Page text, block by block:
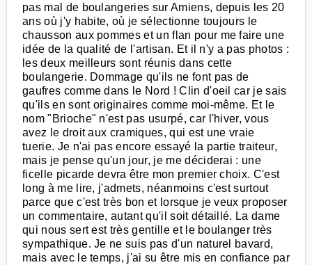
pas mal de boulangeries sur Amiens, depuis les 20
ans où j'y habite, où je sélectionne toujours le
chausson aux pommes et un flan pour me faire une
idée de la qualité de l'artisan. Et il n'y a pas photos :
les deux meilleurs sont réunis dans cette
boulangerie. Dommage qu'ils ne font pas de
gaufres comme dans le Nord ! Clin d'oeil car je sais
qu'ils en sont originaires comme moi-même. Et le
nom "Brioche" n'est pas usurpé, car l'hiver, vous
avez le droit aux cramiques, qui est une vraie
tuerie. Je n'ai pas encore essayé la partie traiteur,
mais je pense qu'un jour, je me déciderai : une
ficelle picarde devra être mon premier choix. C'est
long à me lire, j'admets, néanmoins c'est surtout
parce que c'est très bon et lorsque je veux proposer
un commentaire, autant qu'il soit détaillé. La dame
qui nous sert est très gentille et le boulanger très
sympathique. Je ne suis pas d'un naturel bavard,
mais avec le temps, j'ai su être mis en confiance par